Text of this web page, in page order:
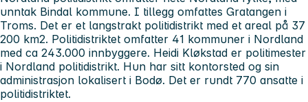
unntak Bindal kommune. I tillegg omfattes Gratangen i
Troms. Det er et langstrakt politidistrikt med et areal på 37
200 km2. Politidistriktet omfatter 41 kommuner i Nordland
med ca 243.000 innbyggere. Heidi Kløkstad er politimester
i Nordland politidistrikt. Hun har sitt kontorsted og sin
administrasjon lokalisert i Bodø. Det er rundt 770 ansatte i
politidistriktet.